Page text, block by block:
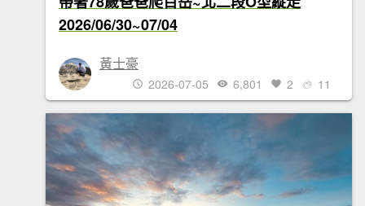
2026/06/30~07/04
黃士豪
2026-07-05 6,801 2 11